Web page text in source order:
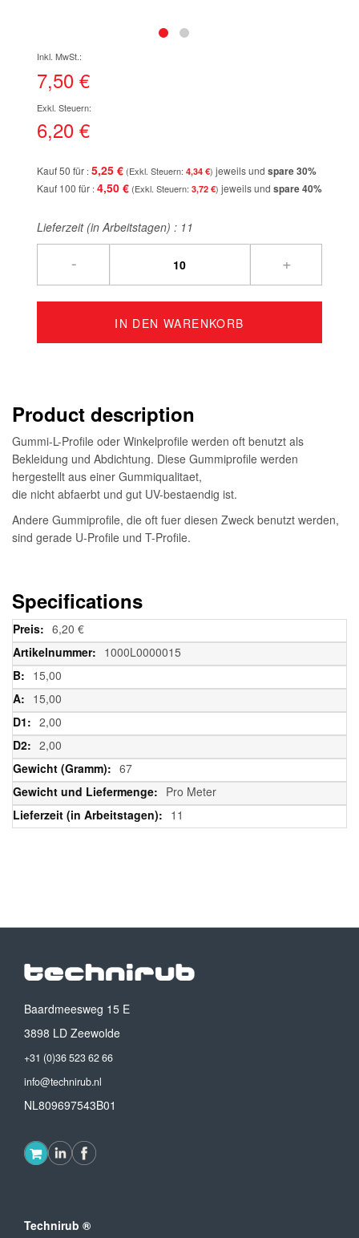
der
Bildgalerie
7,50 €
6,20 €
Kauf 50 für 5,25 € 4,34 € jeweils und spare30%
Kauf 100 für 4,50 € 3,72 € jeweils und spare40%
Lieferzeit (in Arbeitstagen) : 11
- +
IN DEN WARENKORB
Product description
Gummi-L-Profile oder Winkelprofile werden oft benutzt als
Bekleidung und Abdichtung. Diese Gummiprofile werden
hergestellt aus einer Gummiqualitaet,
die nicht abfaerbt und gut UV-bestaendig ist.
Andere Gummiprofile, die oft fuer diesen Zweck benutzt werden,
sind gerade U-Profile und T-Profile.
Specifications
Weitere
Informationen
6,20 €
1000L0000015
15,00
15,00
2,00
2,00
67
Pro Meter
11
Baardmeesweg 15 E
3898 LD Zeewolde
+31 (0)36 523 62 66
info@technirub.nl
NL809697543B01
Technirub ®